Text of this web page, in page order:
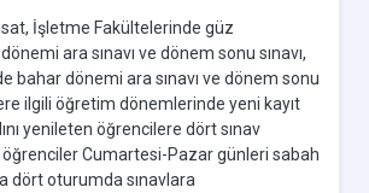
İşletme Fakültelerinde güz
ara sınavı ve dönem sonu sınavı,
bahar dönemi ara sınavı ve dönem sonu
ilgili öğretim dönemlerinde yeni kayıt
yenileten öğrencilere dört sınav
öğrenciler Cumartesi-Pazar günleri sabah
dört oturumda sınavlara